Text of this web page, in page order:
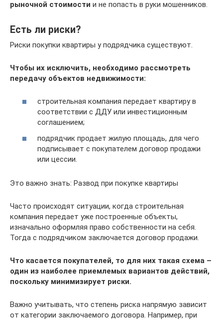
рыночной стоимости и не попасть в руки мошенников.
Есть ли риски?
Риски покупки квартиры у подрядчика существуют.
Чтобы их исключить, необходимо рассмотреть
передачу объектов недвижимости:
строительная компания передает квартиру в
соответствии с ДДУ или инвестиционным
соглашением;
подрядчик продает жилую площадь, для чего
подписывает с покупателем договор продажи
или цессии.
Это важно знать: Развод при покупке квартиры
Часто происходят ситуации, когда строительная
компания передает уже построенные объекты,
изначально оформляя право собственности на себя.
Тогда с подрядчиком заключается договор продажи.
Что касается покупателей, то для них такая схема –
один из наиболее приемлемых вариантов действий,
поскольку минимизирует риски.
Важно учитывать, что степень риска напрямую зависит
от категории заключаемого договора. Например, при